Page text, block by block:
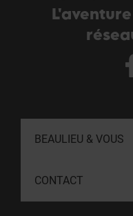
montée en
Vous gérez les
la bonne
Poste en CDI
BEAULIEU & VOUS
CONTACT